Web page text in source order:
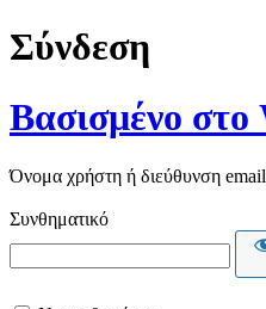
Σύνδεση
Βασισμένο στο
Όνομα χρήστη ή διεύθυνση email
Συνθηματικό